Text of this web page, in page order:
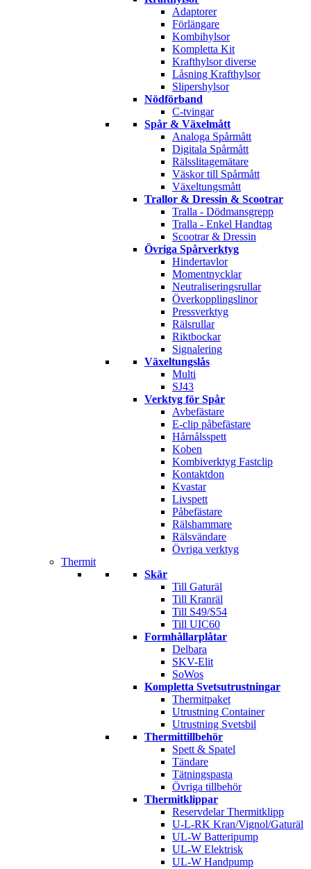
Adaptorer
Förlängare
Kombihylsor
Kompletta Kit
Krafthylsor diverse
Låsning Krafthylsor
Slipershylsor
Nödförband
C-tvingar
Spår & Växelmått
Analoga Spårmått
Digitala Spårmått
Rälsslitagemätare
Väskor till Spårmått
Växeltungsmått
Trallor & Dressin & Scootrar
Tralla - Dödmansgrepp
Tralla - Enkel Handtag
Scootrar & Dressin
Övriga Spårverktyg
Hindertavlor
Momentnycklar
Neutraliseringsrullar
Överkopplingslinor
Pressverktyg
Rälsrullar
Riktbockar
Signalering
Växeltungslås
Multi
SJ43
Verktyg för Spår
Avbefästare
E-clip påbefästare
Hårnålsspett
Koben
Kombiverktyg Fastclip
Kontaktdon
Kvastar
Livspett
Påbefästare
Rälshammare
Rälsvändare
Övriga verktyg
Thermit
Skär
Till Gaturäl
Till Kranräl
Till S49/S54
Till UIC60
Formhållarplåtar
Delbara
SKV-Elit
SoWos
Kompletta Svetsutrustningar
Thermitpaket
Utrustning Container
Utrustning Svetsbil
Thermittillbehör
Spett & Spatel
Tändare
Tätningspasta
Övriga tillbehör
Thermitklippar
Reservdelar Thermitklipp
U-L-RK Kran/Vignol/Gaturäl
UL-W Batteripump
UL-W Elektrisk
UL-W Handpump